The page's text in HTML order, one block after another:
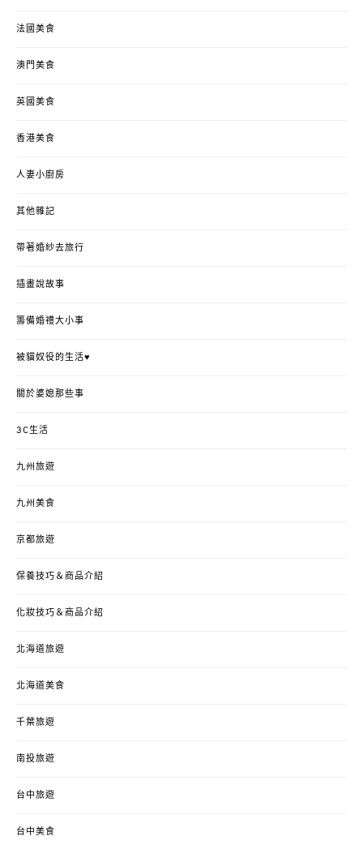
法國美食
澳門美食
英國美食
香港美食
人妻小廚房
其他雜記
帶著婚紗去旅行
插畫說故事
籌備婚禮大小事
被貓奴役的生活♥
關於婆媳那些事
3C生活
九州旅遊
九州美食
京都旅遊
保養技巧＆商品介紹
化妝技巧＆商品介紹
北海道旅遊
北海道美食
千葉旅遊
南投旅遊
台中旅遊
台中美食